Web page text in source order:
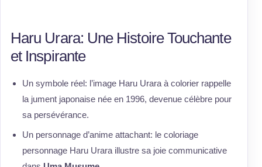
Haru Urara: Une Histoire Touchante
et Inspirante
Un symbole réel: l’image Haru Urara à colorier rappelle
la jument japonaise née en 1996, devenue célèbre pour
sa persévérance.
Un personnage d’anime attachant: le coloriage
personnage Haru Urara illustre sa joie communicative